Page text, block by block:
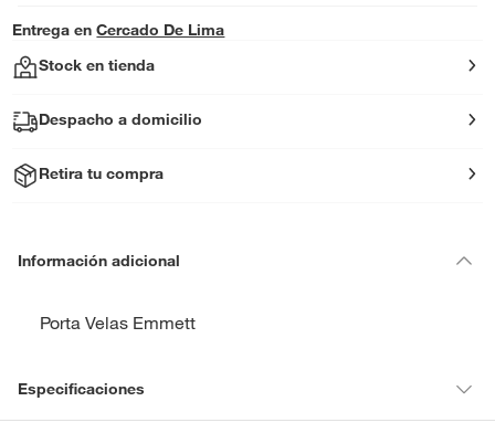
Entrega en Cercado De Lima
Stock en tienda
Despacho a domicilio
Retira tu compra
Información adicional
Porta Velas Emmett
Especificaciones